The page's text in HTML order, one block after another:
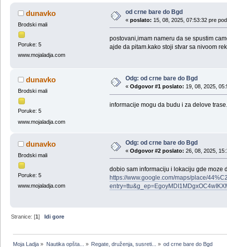
dunavko
Brodski mali
Poruke: 5
www.mojaladja.com
od crne bare do Bgd
« poslato: 15, 08, 2025, 07:53:32 pre
postovani,imam nameru da se spustim
ajde da pitam.kako stoji stvar sa nivoom
dunavko
Brodski mali
Poruke: 5
www.mojaladja.com
Odg: od crne bare do Bgd
« Odgovor #1 poslato: 19, 08, 2025,
informacije mogu da budu i za delove
dunavko
Brodski mali
Poruke: 5
www.mojaladja.com
Odg: od crne bare do Bgd
« Odgovor #2 poslato: 26, 08, 2025,
dobio sam informaciju i lokaciju gde moze
https://www.google.com/maps/place/
Stranice: [1]Idi gore
Moja Ladja » Nautika opšta... » Regate, druženja, susreti... » od crne bare do Bgd